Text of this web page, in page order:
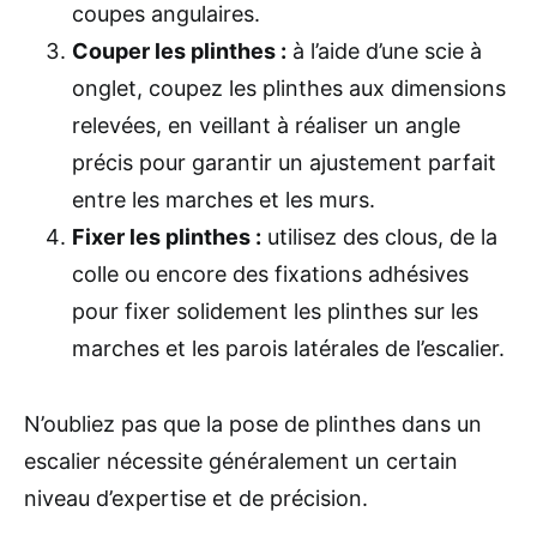
coupes angulaires.
Couper les plinthes : à l’aide d’une scie à
onglet, coupez les plinthes aux dimensions
relevées, en veillant à réaliser un angle
précis pour garantir un ajustement parfait
entre les marches et les murs.
Fixer les plinthes : utilisez des clous, de la
colle ou encore des fixations adhésives
pour fixer solidement les plinthes sur les
marches et les parois latérales de l’escalier.
N’oubliez pas que la pose de plinthes dans un
escalier nécessite généralement un certain
niveau d’expertise et de précision.